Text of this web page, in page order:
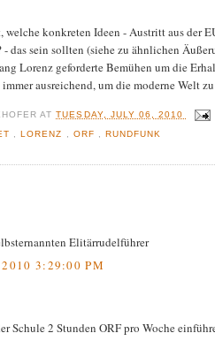
konkreten Ideen - Austritt aus der
das sein sollten (siehe zu ähnlichen
Lorenz geforderte Bemühen um die
ausreichend, um die moderne Welt
ATTUESDAY, JULY 06, 2010
,LORENZ ORF RUNDFUNK
Elitärrudelführer
3:29:00 PM
Schule 2 Stunden ORF pro Woche